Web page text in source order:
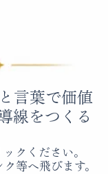
言葉で価値
線をつくる
クください。
等へ飛びます。